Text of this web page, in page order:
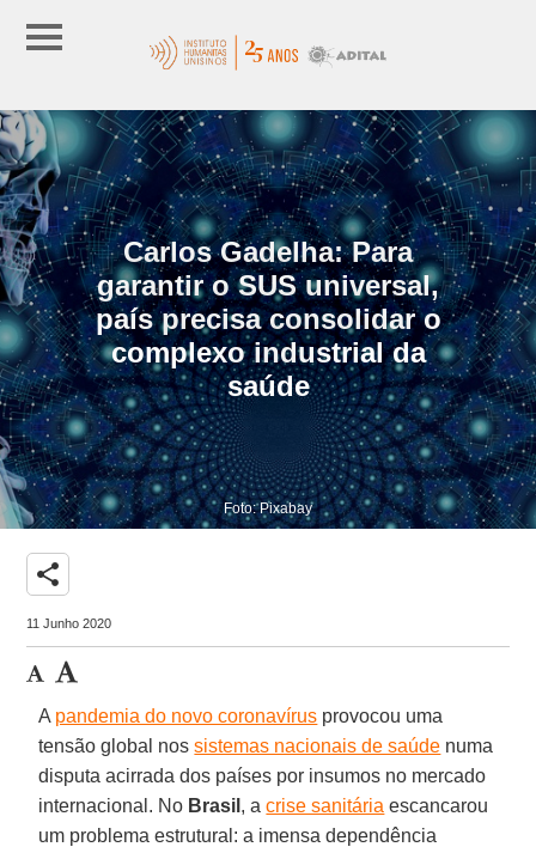
Carlos Gadelha: Para
garantir o SUS universal,
país precisa consolidar o
complexo industrial da
saúde
Foto: Pixabay
share
11 Junho 2020
A pandemia do novo coronavírus provocou uma
tensão global nossistemas nacionais de saúde numa
disputa acirrada dos países por insumos no mercado
internacional. No Brasil , acrise sanitária escancarou
um problema estrutural: a imensa dependência